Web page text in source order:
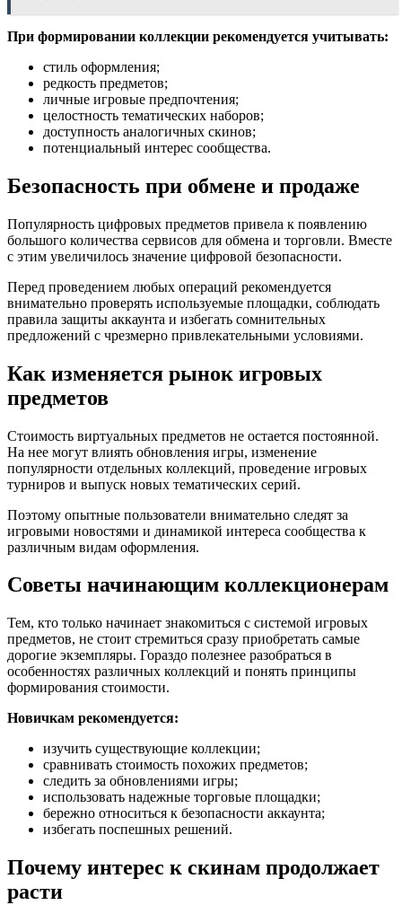
При формировании коллекции рекомендуется учитывать:
стиль оформления;
редкость предметов;
личные игровые предпочтения;
целостность тематических наборов;
доступность аналогичных скинов;
потенциальный интерес сообщества.
Безопасность при обмене и продаже
Популярность цифровых предметов привела к появлению
большого количества сервисов для обмена и торговли. Вместе
с этим увеличилось значение цифровой безопасности.
Перед проведением любых операций рекомендуется
внимательно проверять используемые площадки, соблюдать
правила защиты аккаунта и избегать сомнительных
предложений с чрезмерно привлекательными условиями.
Как изменяется рынок игровых
предметов
Стоимость виртуальных предметов не остается постоянной.
На нее могут влиять обновления игры, изменение
популярности отдельных коллекций, проведение игровых
турниров и выпуск новых тематических серий.
Поэтому опытные пользователи внимательно следят за
игровыми новостями и динамикой интереса сообщества к
различным видам оформления.
Советы начинающим коллекционерам
Тем, кто только начинает знакомиться с системой игровых
предметов, не стоит стремиться сразу приобретать самые
дорогие экземпляры. Гораздо полезнее разобраться в
особенностях различных коллекций и понять принципы
формирования стоимости.
Новичкам рекомендуется:
изучить существующие коллекции;
сравнивать стоимость похожих предметов;
следить за обновлениями игры;
использовать надежные торговые площадки;
бережно относиться к безопасности аккаунта;
избегать поспешных решений.
Почему интерес к скинам продолжает
расти